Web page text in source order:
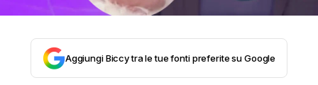
Aggiungi Biccy tra le tue fonti preferite su Google